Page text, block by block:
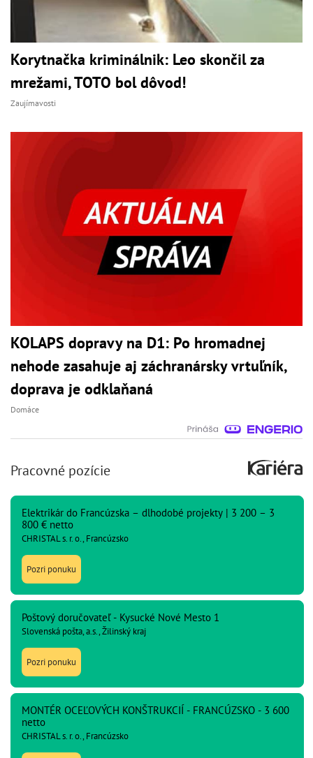
Korytnačka kriminálnik: Leo skončil za
mrežami, TOTO bol dôvod!
Zaujímavosti
KOLAPS dopravy na D1: Po hromadnej
nehode zasahuje aj záchranársky vrtuľník,
doprava je odklaňaná
Domáce
Pracovné pozície
Elektrikár do Francúzska – dlhodobé projekty | 3 200 – 3
800 € netto
CHRISTAL s. r. o., Francúzsko
Pozri ponuku
Poštový doručovateľ - Kysucké Nové Mesto 1
Slovenská pošta, a.s., Žilinský kraj
Pozri ponuku
MONTÉR OCEĽOVÝCH KONŠTRUKCIÍ - FRANCÚZSKO - 3 600
netto
CHRISTAL s. r. o., Francúzsko